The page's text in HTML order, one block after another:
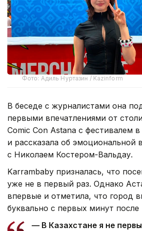
Фото: Адиль Нуртазин / Kazinform
В беседе с журналистами она
первыми впечатлениями от
Comic Con Astana с фестивалем
и рассказала об эмоциональной
с Николаем Костером-Вальдау.
Karrambaby призналась, что
уже не в первый раз. Однако
впервые и отметила, что город
буквально с первых минут после
— В Казахстане я не